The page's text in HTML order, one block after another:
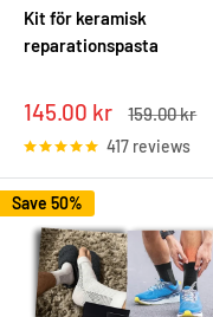
Kit för keramisk
reparationspasta
Sale
price
145.00 kr
Regular
159.00 kr
417 reviews
Save 50%